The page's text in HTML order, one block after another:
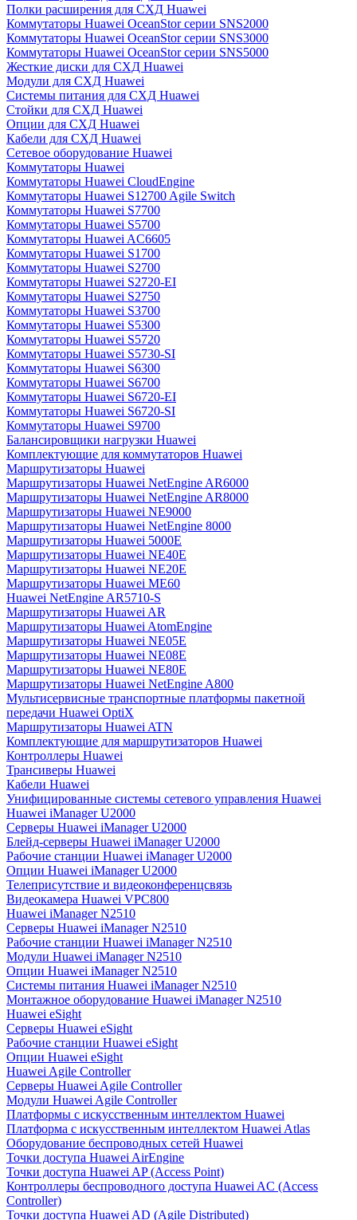
Полки расширения для СХД Huawei
Коммутаторы Huawei OceanStor серии SNS2000
Коммутаторы Huawei OceanStor серии SNS3000
Коммутаторы Huawei OceanStor серии SNS5000
Жесткие диски для СХД Huawei
Модули для СХД Huawei
Системы питания для СХД Huawei
Стойки для СХД Huawei
Опции для СХД Huawei
Кабели для СХД Huawei
Сетевое оборудование Huawei
Коммутаторы Huawei
Коммутаторы Huawei CloudEngine
Коммутаторы Huawei S12700 Agile Switch
Коммутаторы Huawei S7700
Коммутаторы Huawei S5700
Коммутаторы Huawei AC6605
Коммутаторы Huawei S1700
Коммутаторы Huawei S2700
Коммутаторы Huawei S2720-EI
Коммутаторы Huawei S2750
Коммутаторы Huawei S3700
Коммутаторы Huawei S5300
Коммутаторы Huawei S5720
Коммутаторы Huawei S5730-SI
Коммутаторы Huawei S6300
Коммутаторы Huawei S6700
Коммутаторы Huawei S6720-EI
Коммутаторы Huawei S6720-SI
Коммутаторы Huawei S9700
Балансировщики нагрузки Huawei
Комплектующие для коммутаторов Huawei
Маршрутизаторы Huawei
Маршрутизаторы Huawei NetEngine AR6000
Маршрутизаторы Huawei NetEngine AR8000
Маршрутизаторы Huawei NE9000
Маршрутизаторы Huawei NetEngine 8000
Маршрутизаторы Huawei 5000E
Маршрутизаторы Huawei NE40E
Маршрутизаторы Huawei NE20E
Маршрутизаторы Huawei ME60
Huawei NetEngine AR5710-S
Маршрутизаторы Huawei AR
Маршрутизаторы Huawei AtomEngine
Маршрутизаторы Huawei NE05E
Маршрутизаторы Huawei NE08E
Маршрутизаторы Huawei NE80E
Маршрутизаторы Huawei NetEngine A800
Мультисервисные транспортные платформы пакетной
передачи Huawei OptiX
Маршрутизаторы Huawei ATN
Комплектующие для маршрутизаторов Huawei
Контроллеры Huawei
Трансиверы Huawei
Кабели Huawei
Унифицированные системы сетевого управления Huawei
Huawei iManager U2000
Серверы Huawei iManager U2000
Блейд-серверы Huawei iManager U2000
Рабочие станции Huawei iManager U2000
Опции Huawei iManager U2000
Телеприсутствие и видеоконференцсвязь
Видеокамера Huawei VPC800
Huawei iManager N2510
Серверы Huawei iManager N2510
Рабочие станции Huawei iManager N2510
Модули Huawei iManager N2510
Опции Huawei iManager N2510
Системы питания Huawei iManager N2510
Монтажное оборудование Huawei iManager N2510
Huawei eSight
Серверы Huawei eSight
Рабочие станции Huawei eSight
Опции Huawei eSight
Huawei Agile Controller
Серверы Huawei Agile Controller
Модули Huawei Agile Controller
Платформы с искусственным интеллектом Huawei
Платформа с искусственным интеллектом Huawei Atlas
Оборудование беспроводных сетей Huawei
Точки доступа Huawei AirEngine
Точки доступа Huawei AP (Access Point)
Контроллеры беспроводного доступа Huawei AC (Access
Controller)
Точки доступа Huawei AD (Agile Distributed)